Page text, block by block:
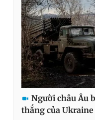
Người châu Âu
thắng của Ukraine